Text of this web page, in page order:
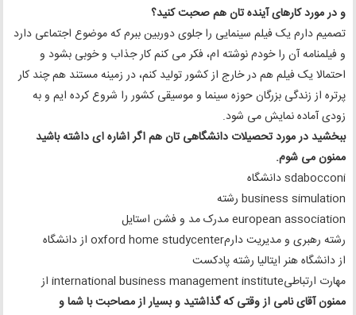
و در مورد کارهای آینده تان هم صحبت کنید؟
تصمیم دارم یک فیلم سینمایی را جلوی دوربین ببرم که موضوع اجتماعی دارد
و فیلمنامه آن را خودم نوشته ام، فکر می کنم کار جذاب و خوبی بشود و
احتمالا یک فیلم هم در خارج از کشور تولید کنم، در زمینه مستند هم چند کار
پرتره از زندگی بزرگان حوزه سینما و موسیقی کشور را شروع کرده ایم و به
زودی آماده نمایش می شود.
ببخشید در مورد تحصیلات دانشگاهی تان هم اگر اشاره ای داشته باشید
ممنون می شوم.
sdabocconi دانشگاه
business simulation رشته
european association مدرک مد و فشن استایل
رشته رهبری و مدیریت دارمoxford home studycenter از دانشگاه
از دانشگاه هنر ایتالیا رشته پادکست
مهارت ارتباطیinternational business management institute از
ممنون آقای نامی از وقتی که گذاشتید و بسیار از مصاحبت با شما و